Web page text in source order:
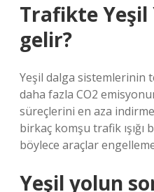
Trafikte Yeşil
gelir?
Yeşil dalga sistemlerinin
daha fazla CO2
süreçlerini en aza
birkaç komşu trafik
böylece araçlar
Yeşil yolun